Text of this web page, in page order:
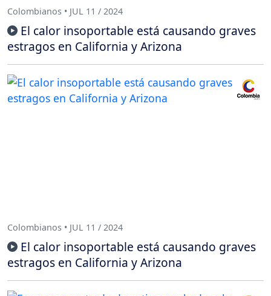
Colombianos • JUL 11 / 2024
El calor insoportable está causando graves
estragos en California y Arizona
Colombianos • JUL 11 / 2024
El calor insoportable está causando graves
estragos en California y Arizona